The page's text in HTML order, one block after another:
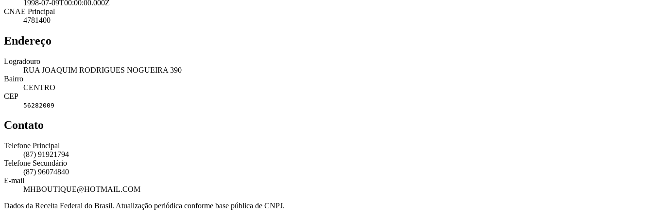
1998-07-09T00:00:00.000Z
CNAE Principal
4781400
Endereço
Logradouro
RUA JOAQUIM RODRIGUES NOGUEIRA 390
Bairro
CENTRO
CEP
56282009
Contato
Telefone Principal
(87) 91921794
Telefone Secundário
(87) 96074840
E-mail
MHBOUTIQUE@HOTMAIL.COM
Dados da Receita Federal do Brasil. Atualização periódica conforme base pública de CNPJ.